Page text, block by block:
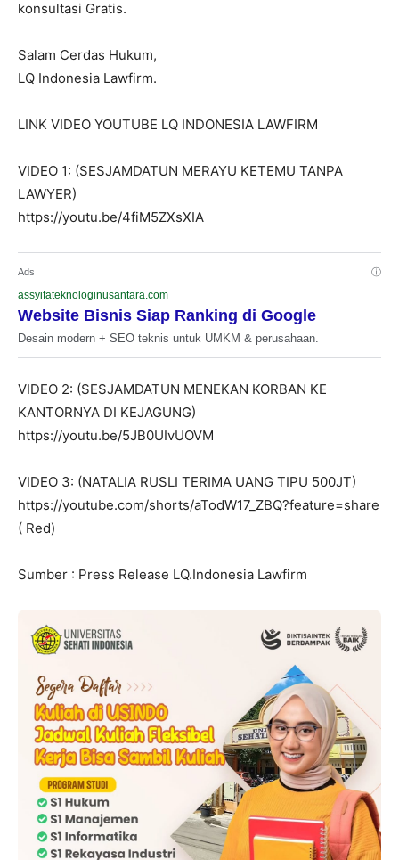
konsultasi Gratis.
Salam Cerdas Hukum,
LQ Indonesia Lawfirm.
LINK VIDEO YOUTUBE LQ INDONESIA LAWFIRM
VIDEO 1: (SESJAMDATUN MERAYU KETEMU TANPA
LAWYER)
https://youtu.be/4fiM5ZXsXIA
Ads ⓘ
assyifateknologinusantara.com
Website Bisnis Siap Ranking di Google
Desain modern + SEO teknis untuk UMKM & perusahaan.
VIDEO 2: (SESJAMDATUN MENEKAN KORBAN KE
KANTORNYA DI KEJAGUNG)
https://youtu.be/5JB0UIvUOVM
VIDEO 3: (NATALIA RUSLI TERIMA UANG TIPU 500JT)
https://youtube.com/shorts/aTodW17_ZBQ?feature=share
( Red)
Sumber : Press Release LQ.Indonesia Lawfirm